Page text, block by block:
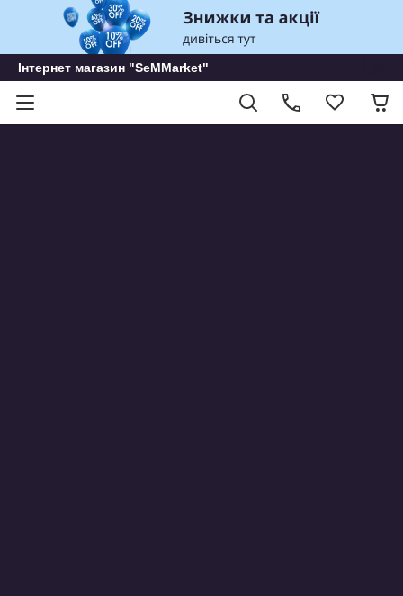
Інтернет магазин "SeMMarket"